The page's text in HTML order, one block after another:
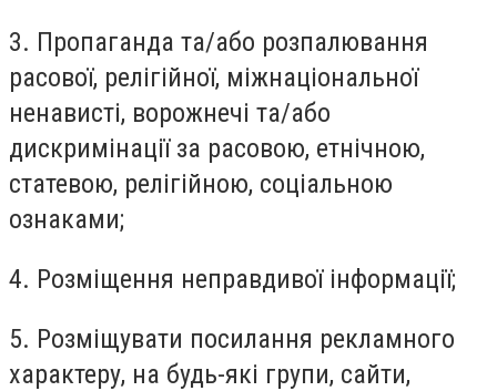
3. Пропаганда та/або розпалювання
расової, релігійної, міжнаціональної
ненависті, ворожнечі та/або
дискримінації за расовою, етнічною,
статевою, релігійною, соціальною
ознаками;
4. Розміщення неправдивої інформації;
5. Розміщувати посилання рекламного
характеру, на будь-які групи, сайти,